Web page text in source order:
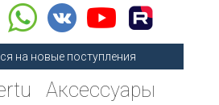
на новые поступления
Аксессуары